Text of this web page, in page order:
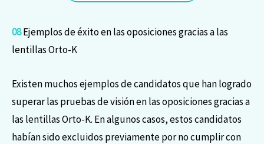
08Ejemplos de éxito en las oposiciones gracias a las
lentillas Orto-K
Existen muchos ejemplos de candidatos que han logrado
superar las pruebas de visión en las oposiciones gracias a
las lentillas Orto-K. En algunos casos, estos candidatos
habían sido excluidos previamente por no cumplir con